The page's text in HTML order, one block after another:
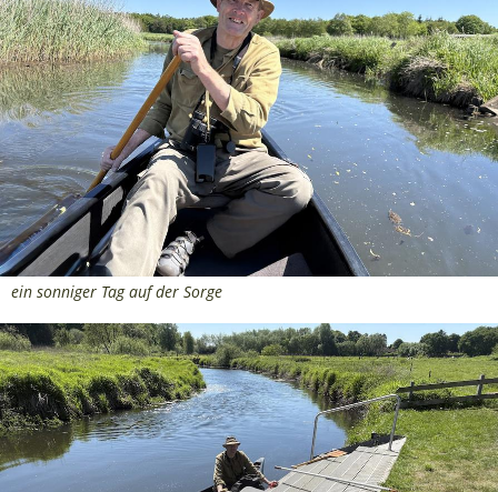
ein sonniger Tag auf der Sorge